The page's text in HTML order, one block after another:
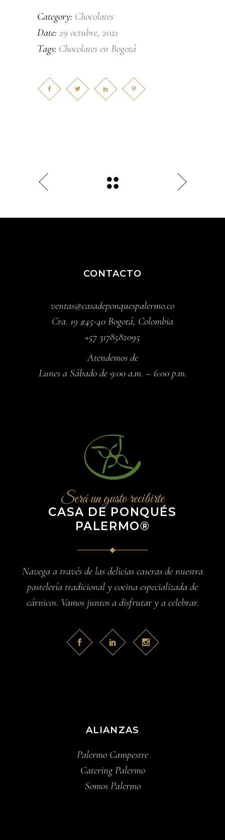
Category: Chocolates
Date: 29 octubre, 2021
Tags: Chocolates en Bogotá
CONTACTO
ventas@casadeponquespalermo.co
Cra. 19 #45-40 Bogotá, Colombia
+57 3178582095
Atendemos de
Lunes a Sábado de 9:00 a.m. – 6:00 p.m.
Será un gusto recibirte
CASA DE PONQUÉS
PALERMO®
Navega a través de las delicias caseras de nuestra
pastelería tradicional y cocina especializada de
cárnicos. Vamos juntos a disfrutar y a celebrar.
ALIANZAS
Palermo Campestre
Catering Palermo
Somos Palermo